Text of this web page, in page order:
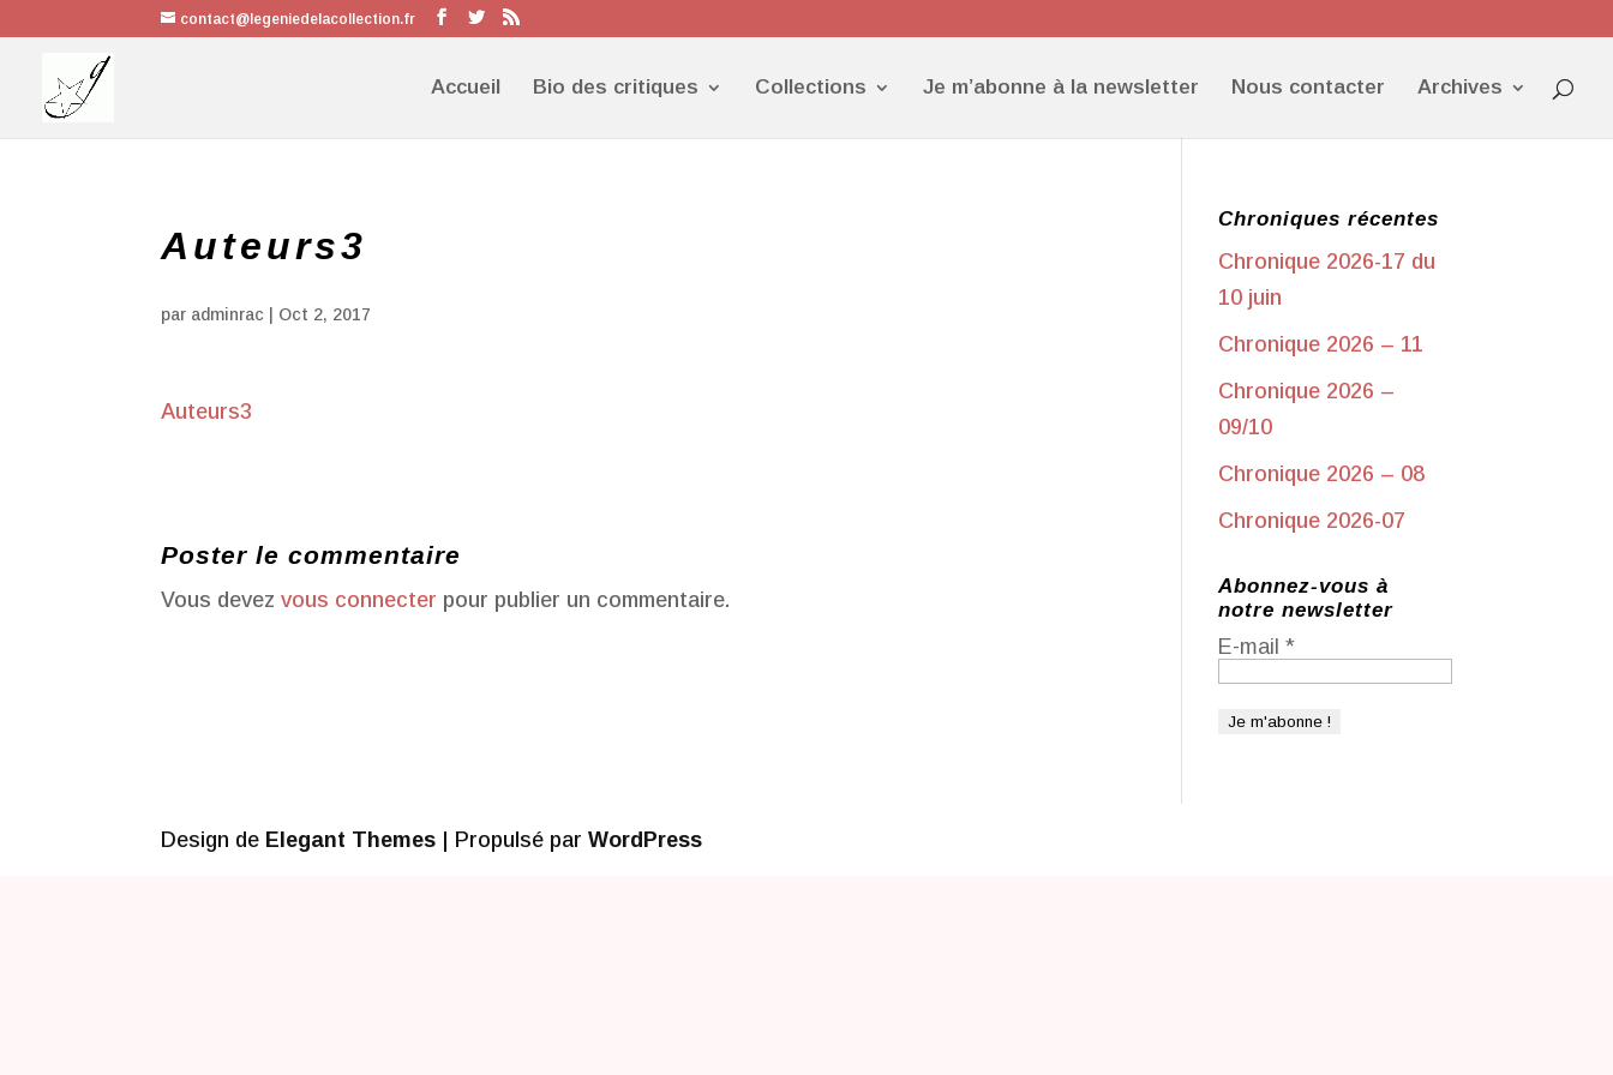
contact@legeniedelacollection.fr
Accueil Bio des critiques Collections Je m’abonne à la newsletter Nous contacter Archives
Auteurs3
par adminrac Oct 2, 2017
Auteurs3
Poster le commentaire
Vous devezvous connecter pour publier un commentaire.
Chroniques récentes
Chronique 2026-17 du
10 juin
Chronique 2026 – 11
Chronique 2026 –
09/10
Chronique 2026 – 08
Chronique 2026-07
Abonnez-vous à
notre newsletter
E-mail*
Design de Elegant Themes | Propulsé parWordPress